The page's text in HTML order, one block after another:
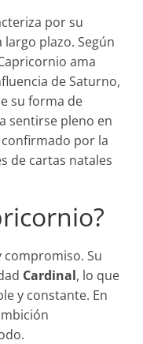
por su
plazo. Según
ama
de Saturno,
su forma de
sentirse pleno en
confirmado por la
de cartas natales
compromiso. Su
Cardinal, lo que
y constante. En